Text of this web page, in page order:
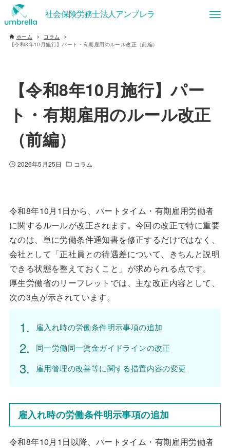
ホーム
コラム
【令和8年10月施行】パート・有期雇用のルール改正（前編）
【令和8年10月施行】パー
ト・有期雇用のルール改正
（前編）
2026年5月25日 コラム
令和8年10月1日から、パートタイム・有期雇用労働者
に関するルールが改正されます。今回の改正で特に重要
なのは、単に労働条件通知書を修正するだけではなく、
会社として「正社員との待遇差について、きちんと説明
できる状態を整えておくこと」が求められる点です。
厚生労働省のリーフレットでは、主な改正内容として、
次の3点が示されています。
雇入れ時の労働条件明示事項の追加
同一労働同一賃金ガイドラインの改正
雇用管理の改善等に関する措置内容の変更
雇入れ時の労働条件明示事項の追加
令和8年10月1日以降、パートタイム・有期雇用労働者